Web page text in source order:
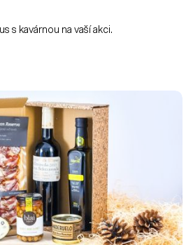
s kavárnou na vaší akci.